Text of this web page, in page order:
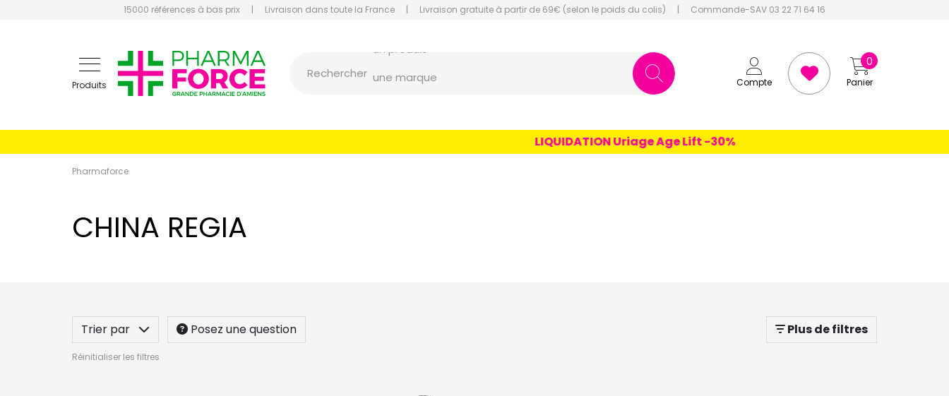
15000 références à bas prix | Livraison dans toute la France | Livraison gratuite à partir de 69€ (selon le poids du colis) | Commande-SAV 03 22 71 64 16
Produits
Pharmaforce Grande Pharmacie Amiens Fachon
Compte Panier
0
Rechercher
un conseil
une marque
LIQUIDATION Uriage Age Lift -30%
Pharmaforce
CHINA REGIA
Trier par Posez une question Plus de filtres
Réinitialiser les filtres